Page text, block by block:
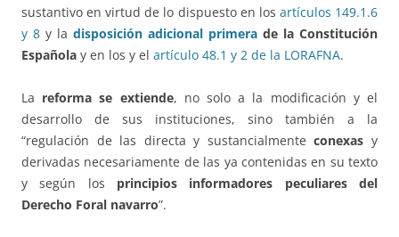
sustantivo en virtud de lo dispuesto en los artículos 149.1.6
y 8 y la disposición adicional primera de la Constitución
Española y en los y el artículo 48.1 y 2 de la LORAFNA.
La reforma se extiende, no solo a la modificación y el
desarrollo de sus instituciones, sino también a la
“regulación de las directa y sustancialmenteconexas y
derivadas necesariamente de las ya contenidas en su texto
y según los principios informadores peculiares del
Derecho Foral navarro”.